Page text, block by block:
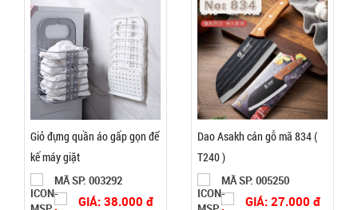
49.000 đ
TÌNH
TRẠNG:
CÒN HÀNG
Bảo
Đặt
Giỏ đựng quần áo gấp gọn để
kế máy giặt
MÃ SP: 003292
GIÁ: 38.000 đ
Dao Asakh cán gỗ mã 834 (
T240 )
MÃ SP: 005250
GIÁ: 27.000 đ